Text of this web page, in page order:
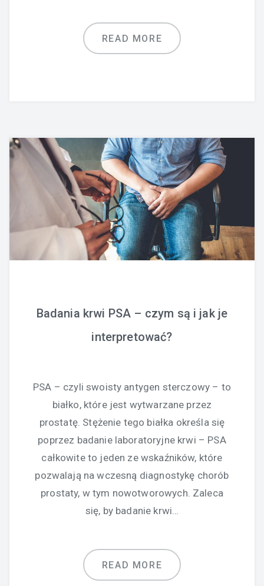
READ MORE
Badania krwi PSA – czym są i jak je
interpretować?
PSA – czyli swoisty antygen sterczowy – to
białko, które jest wytwarzane przez
prostatę. Stężenie tego białka określa się
poprzez badanie laboratoryjne krwi – PSA
całkowite to jeden ze wskaźników, które
pozwalają na wczesną diagnostykę chorób
prostaty, w tym nowotworowych. Zaleca
się, by badanie krwi…
READ MORE